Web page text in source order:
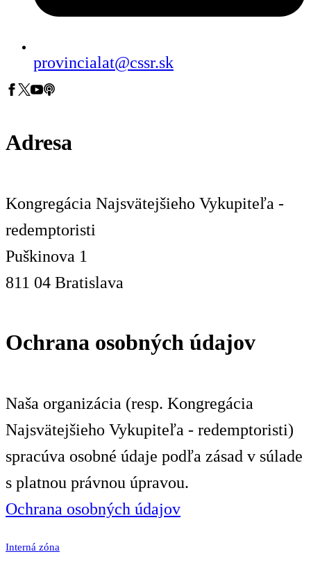
provincialat@cssr.sk
Adresa
Kongregácia Najsvätejšieho Vykupiteľa -
redemptoristi
Puškinova 1
811 04 Bratislava
Ochrana osobných údajov
Naša organizácia (resp. Kongregácia
Najsvätejšieho Vykupiteľa - redemptoristi)
spracúva osobné údaje podľa zásad v súlade
s platnou právnou úpravou.
Ochrana osobných údajov
Interná zóna